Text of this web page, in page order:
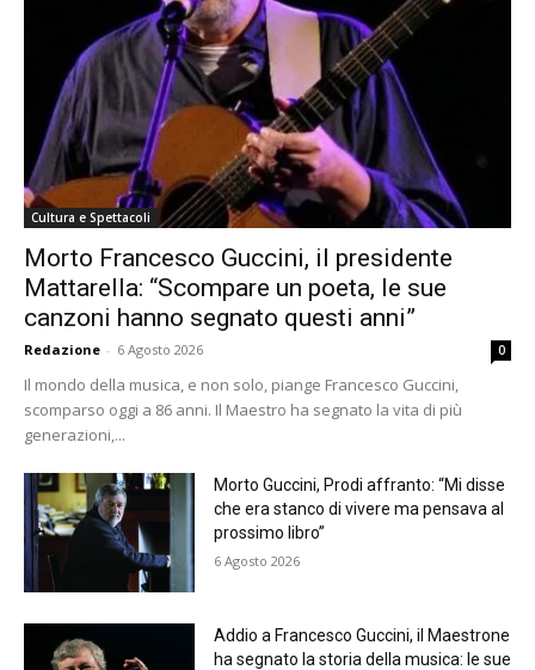
Cultura e Spettacoli
Morto Francesco Guccini, il presidente
Mattarella: “Scompare un poeta, le sue
canzoni hanno segnato questi anni”
Redazione - 6 Agosto 2026 0
Il mondo della musica, e non solo, piange Francesco Guccini,
scomparso oggi a 86 anni. Il Maestro ha segnato la vita di più
generazioni,...
Morto Guccini, Prodi affranto: “Mi disse
che era stanco di vivere ma pensava al
prossimo libro”
6 Agosto 2026
Addio a Francesco Guccini, il Maestrone
ha segnato la storia della musica: le sue